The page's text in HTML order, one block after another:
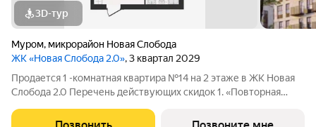
3D-тур
Муром, микрорайон Новая Слобода
ЖК «Новая Слобода 2.0», 3 квартал 2029
Продается 1 -комнатная квартира №14 на 2 этаже в ЖК Новая
Слобода 2.0 Перечень действующих скидок 1. «Повторная
2% 3. «Большой семье большая скидка» от 1% до 3% По